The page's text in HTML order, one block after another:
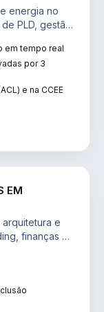
energia no
PLD, gestão
em tempo real
por 3
e na CCEE
EM
e
finanças e